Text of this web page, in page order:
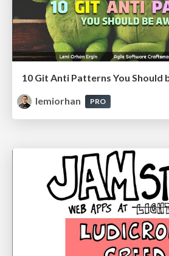
10 Git Anti Patterns You Should
lemiorhan
PRO